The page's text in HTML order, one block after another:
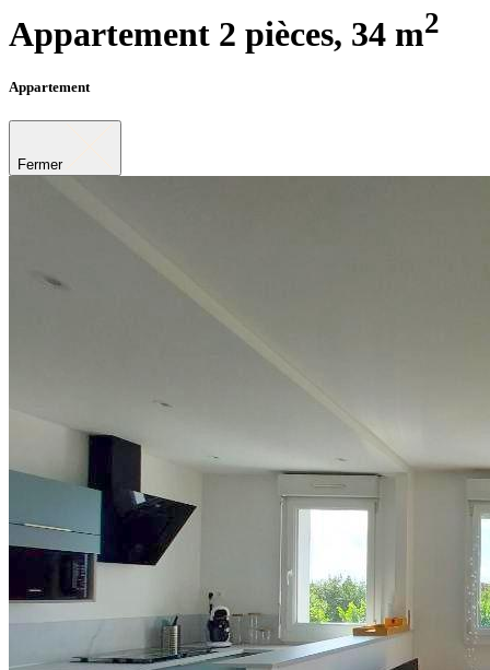
Appartement 2 pièces, 34 m2
Appartement
Fermer